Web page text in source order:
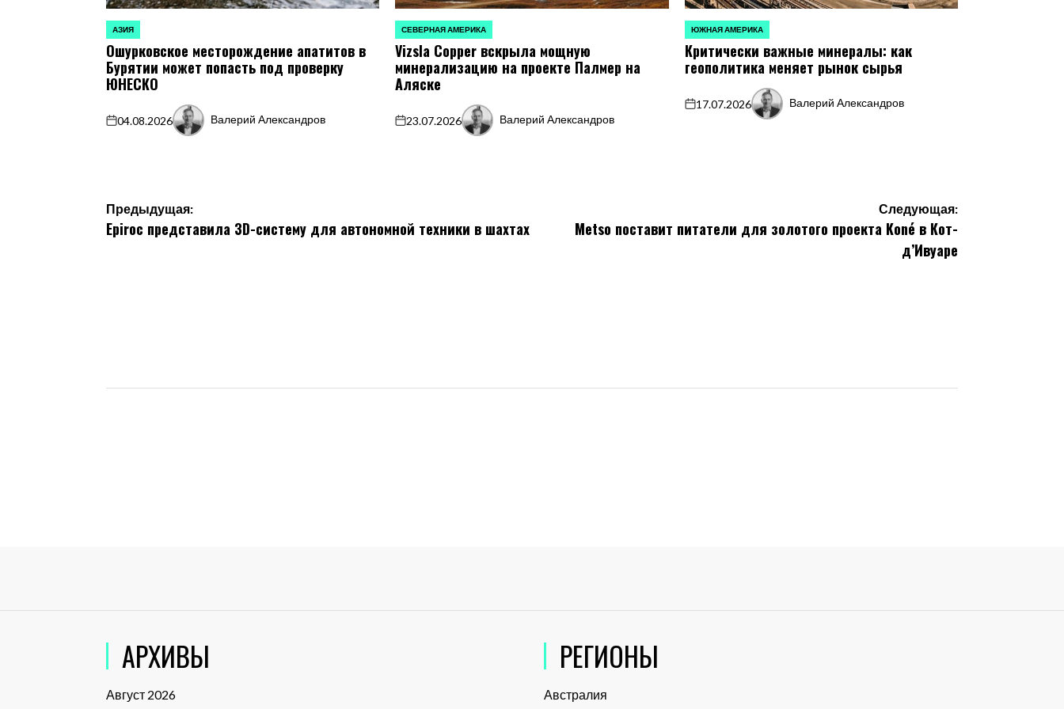
ОПУБЛИКОВАНО
В
АЗИЯ
Ошурковское месторождение апатитов в
Бурятии может попасть под проверку
ЮНЕСКО
on
04.08.2026
Запись
Валерий Александров
ОПУБЛИКОВАНО
В
СЕВЕРНАЯ АМЕРИКА
Vizsla Copper вскрыла мощную
минерализацию на проекте Палмер на
Аляске
on
23.07.2026
Запись
Валерий Александров
ОПУБЛИКОВАНО
В
ЮЖНАЯ АМЕРИКА
Критически важные минералы: как
геополитика меняет рынок сырья
on
17.07.2026
Запись
Валерий Александров
Навигация
по
Предыдущая:
Epiroc представила 3D-систему для автономной техники в шахтах
Следующая:
Metso поставит питатели для золотого проекта Koné в Кот-
д’Ивуаре
АРХИВЫ
Август 2026
РЕГИОНЫ
Австралия